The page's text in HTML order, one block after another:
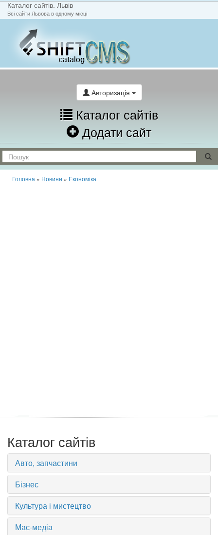
Каталог сайтів. Львів
Всі сайти Львова в одному місці
Авторизація
Каталог сайтів
Додати сайт
Головна » Новини » Економіка
Каталог сайтів
Авто, запчастини
Бізнес
Культура і мистецтво
Мас-медіа